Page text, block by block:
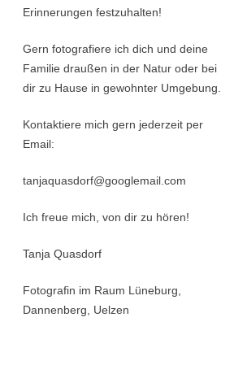
Erinnerungen festzuhalten!
Gern fotografiere ich dich und deine
Familie draußen in der Natur oder bei
dir zu Hause in gewohnter Umgebung.
Kontaktiere mich gern jederzeit per
Email:
tanjaquasdorf@googlemail.com
Ich freue mich, von dir zu hören!
Tanja Quasdorf
Fotografin im Raum Lüneburg,
Dannenberg, Uelzen